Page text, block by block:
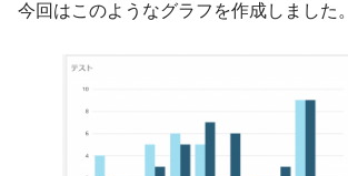
今回はこのようなグラフを作成しました。